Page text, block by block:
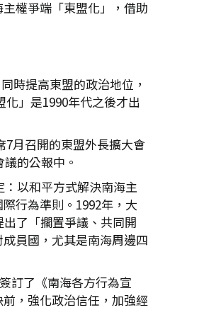
權爭端「東盟化」，借助
時提高東盟的政治地位，
」是1990年代之後才出
7月召開的東盟外長擴大會
的公報中。
以和平方式解決南海主
行為準則。1992年，大
了「擱置爭議、共同開
員國，尤其是南海周邊四
訂了《南海各方行為宣
，強化政治信任，加強經